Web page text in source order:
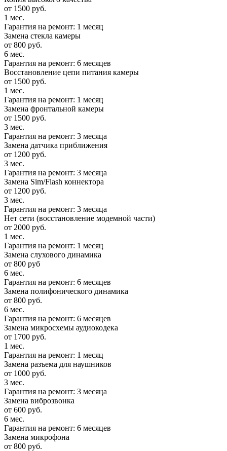
от 1500 руб.
1 мес.
Гарантия на ремонт: 1 месяц
Замена стекла камеры
от 800 руб.
6 мес.
Гарантия на ремонт: 6 месяцев
Восстановление цепи питания камеры
от 1500 руб.
1 мес.
Гарантия на ремонт: 1 месяц
Замена фронтальной камеры
от 1500 руб.
3 мес.
Гарантия на ремонт: 3 месяца
Замена датчика приближения
от 1200 руб.
3 мес.
Гарантия на ремонт: 3 месяца
Замена Sim/Flash коннектора
от 1200 руб.
3 мес.
Гарантия на ремонт: 3 месяца
Нет сети (восстановление модемной части)
от 2000 руб.
1 мес.
Гарантия на ремонт: 1 месяц
Замена слухового динамика
от 800 руб
6 мес.
Гарантия на ремонт: 6 месяцев
Замена полифонического динамика
от 800 руб.
6 мес.
Гарантия на ремонт: 6 месяцев
Замена микросхемы аудиокодека
от 1700 руб.
1 мес.
Гарантия на ремонт: 1 месяц
Замена разъема для наушников
от 1000 руб.
3 мес.
Гарантия на ремонт: 3 месяца
Замена виброзвонка
от 600 руб.
6 мес.
Гарантия на ремонт: 6 месяцев
Замена микрофона
от 800 руб.